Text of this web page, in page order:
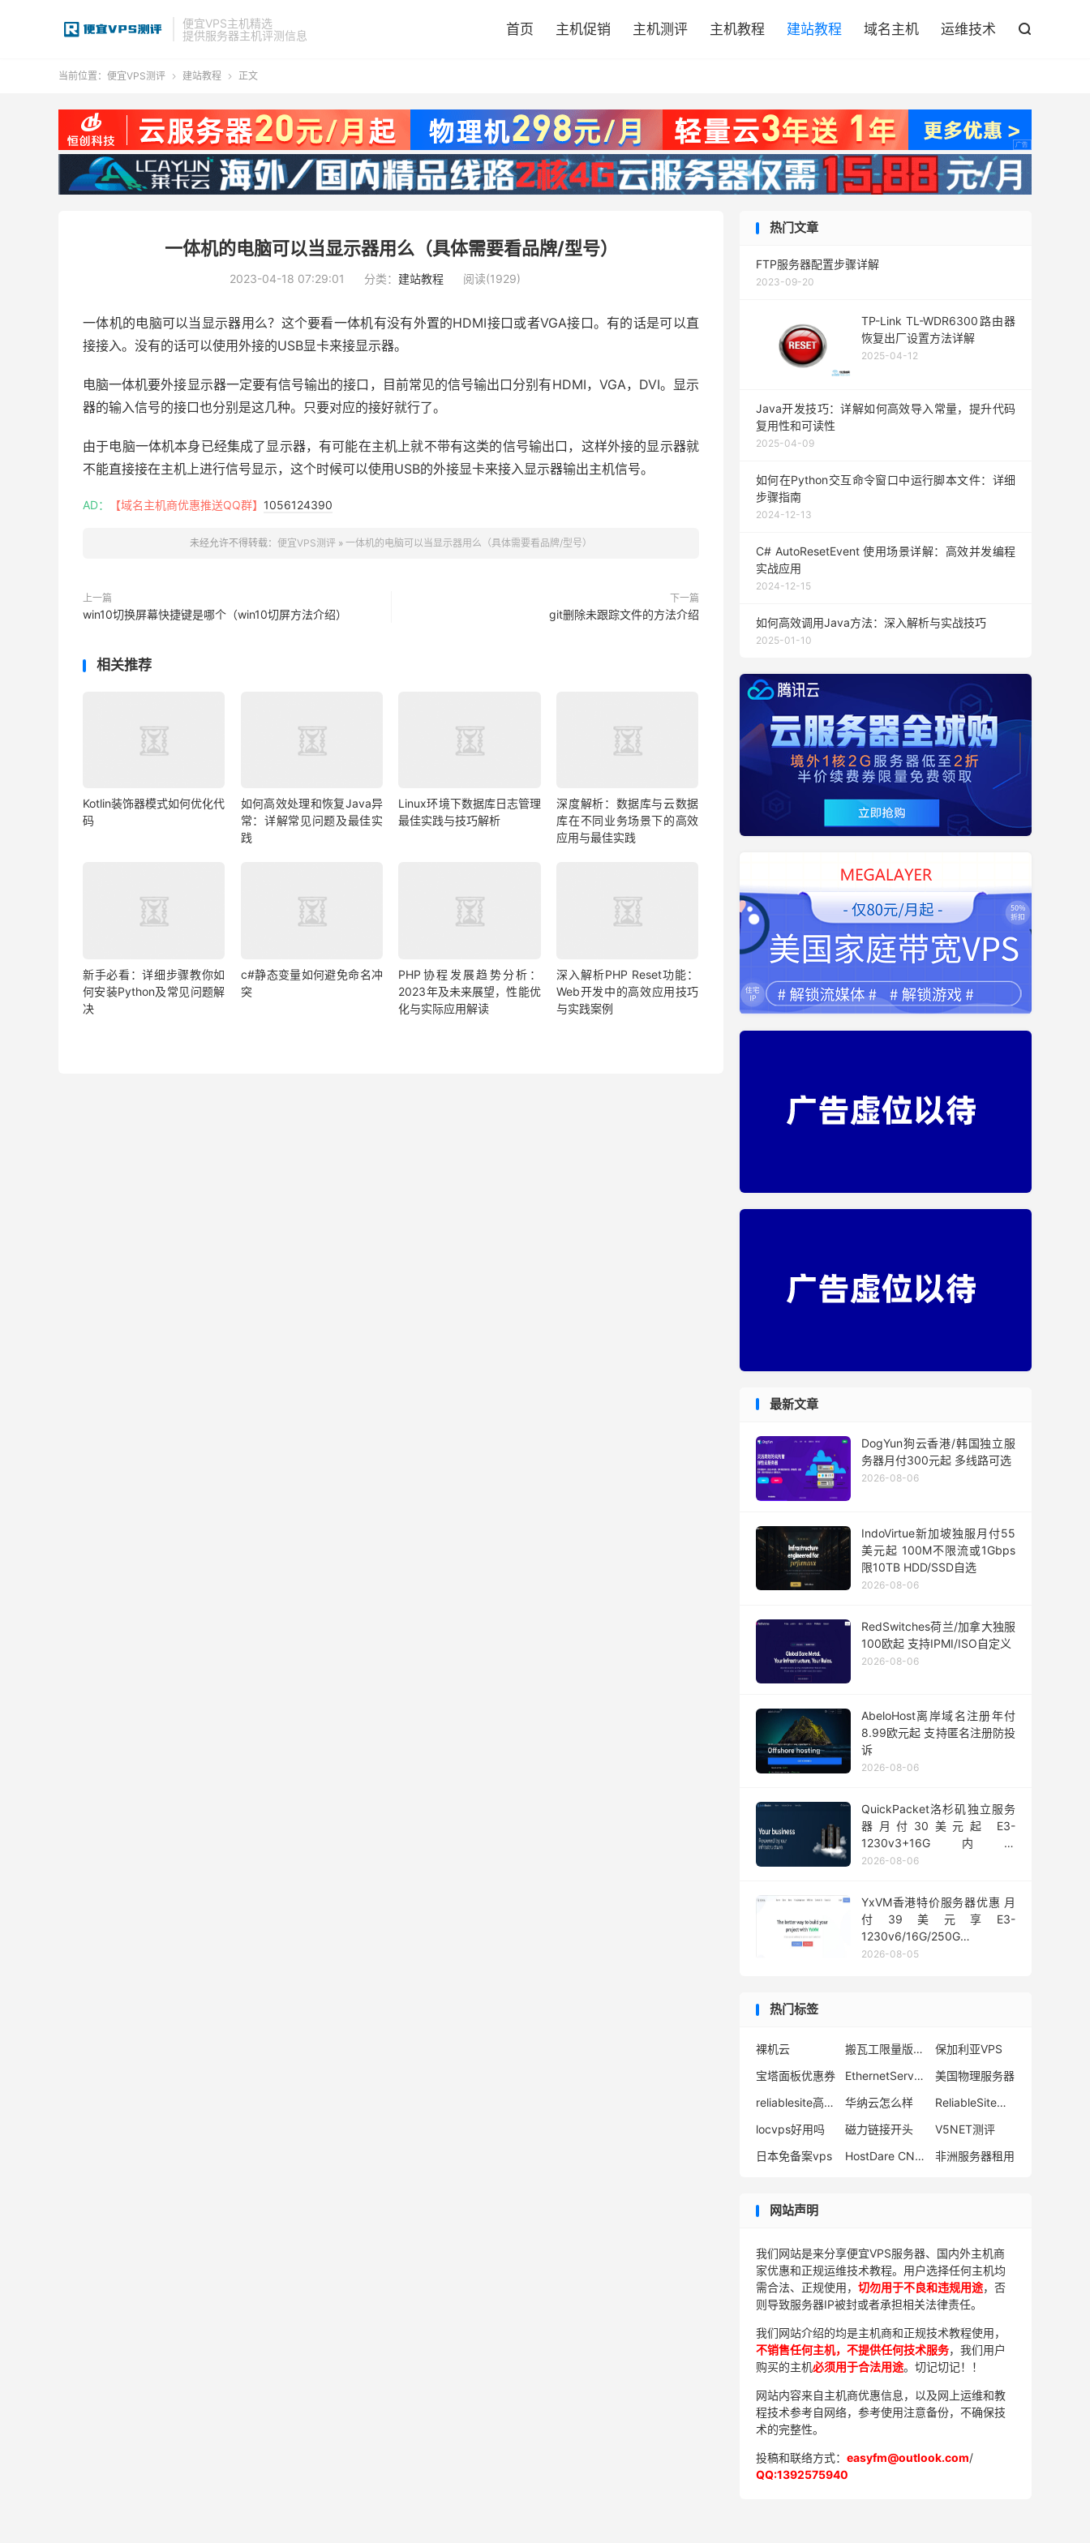
便宜VPS主机精选
提供服务器主机评测信息
首页 主机促销 主机测评 主机教程 建站教程 域名主机 运维技术 
当前位置： 便宜VPS测评  建站教程  正文
一体机的电脑可以当显示器用么（具体需要看品牌/型号）
2023-04-18 07:29:01 分类： 建站教程 阅读(1929)
一体机的电脑可以当显示器用么？这个要看一体机有没有外置的HDMI接口或者VGA接口。有的话是可以直
接接入。没有的话可以使用外接的USB显卡来接显示器。
电脑一体机要外接显示器一定要有信号输出的接口，目前常见的信号输出口分别有HDMI，VGA，DVI。显示
器的输入信号的接口也分别是这几种。只要对应的接好就行了。
由于电脑一体机本身已经集成了显示器，有可能在主机上就不带有这类的信号输出口，这样外接的显示器就
不能直接接在主机上进行信号显示，这个时候可以使用USB的外接显卡来接入显示器输出主机信号。
AD： 【域名主机商优惠推送QQ群】 1056124390
未经允许不得转载： 便宜VPS测评 » 一体机的电脑可以当显示器用么（具体需要看品牌/型号）
上一篇
win10切换屏幕快捷键是哪个（win10切屏方法介绍）
下一篇
git删除未跟踪文件的方法介绍
相关推荐
Kotlin装饰器模式如何优化代
码
如何高效处理和恢复Java异
常：详解常见问题及最佳实
践
Linux环境下数据库日志管理
最佳实践与技巧解析
深度解析：数据库与云数据
库在不同业务场景下的高效
应用与最佳实践
新手必看：详细步骤教你如
何安装Python及常见问题解
决
c#静态变量如何避免命名冲
突
PHP协程发展趋势分析：
2023年及未来展望，性能优
化与实际应用解读
深入解析PHP Reset功能：
Web开发中的高效应用技巧
与实践案例
热门文章
FTP服务器配置步骤详解
2023-09-20
TP-Link TL-WDR6300路由器
恢复出厂设置方法详解
2025-04-12
Java开发技巧：详解如何高效导入常量，提升代码
复用性和可读性
2025-04-09
如何在Python交互命令窗口中运行脚本文件：详细
步骤指南
2024-12-13
C# AutoResetEvent 使用场景详解：高效并发编程
实战应用
2024-12-15
如何高效调用Java方法：深入解析与实战技巧
2025-01-10
最新文章
DogYun狗云香港/韩国独立服
务器月付300元起 多线路可选
2026-08-06
IndoVirtue新加坡独服月付55
美元起 100M不限流或1Gbps
限10TB HDD/SSD自选
2026-08-06
RedSwitches荷兰/加拿大独服
100欧起 支持IPMI/ISO自定义
2026-08-06
AbeloHost离岸域名注册年付
8.99欧元起 支持匿名注册防投
诉
2026-08-06
QuickPacket洛杉矶独立服务
器月付30美元起 E3-
1230v3+16G内存
1Gbps@50TB大流量
2026-08-06
YxVM香港特价服务器优惠 月
付39美元享E3-
1230v6/16G/250G
SSD/10TB流量
2026-08-05
热门标签
裸机云 搬瓦工限量版vps
保加利亚VPS
宝塔面板优惠券
EthernetServers官网
美国物理服务器
reliablesite高防御服务器
华纳云怎么样
ReliableSite物理服务器
locvps好用吗
磁力链接开头
V5NET测评
日本免备案vps
HostDare CN2GT 非洲服务器租用
网站声明
我们网站是来分享便宜VPS服务器、国内外主机商
家优惠和正规运维技术教程。用户选择任何主机均
需合法、正规使用， 切勿用于不良和违规用途，否
则导致服务器IP被封或者承担相关法律责任。
我们网站介绍的均是主机商和正规技术教程使用，
不销售任何主机，不提供任何技术服务，我们用户
购买的主机必须用于合法用途。切记切记！！
网站内容来自主机商优惠信息，以及网上运维和教
程技术参考自网络，参考使用注意备份，不确保技
术的完整性。
投稿和联络方式： easyfm@outlook.com/
QQ:1392575940